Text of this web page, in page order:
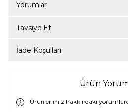
Yorumlar
Tavsiye Et
İade Koşulları
Ürün
Ürünlerimiz hakkındaki